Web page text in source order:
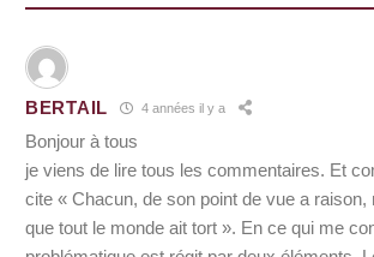
BERTAIL 4 années il y a
Bonjour à tous
je viens de lire tous les commentaires. Et
cite « Chacun, de son point de vue a raison,
que tout le monde ait tort ». En ce qui me